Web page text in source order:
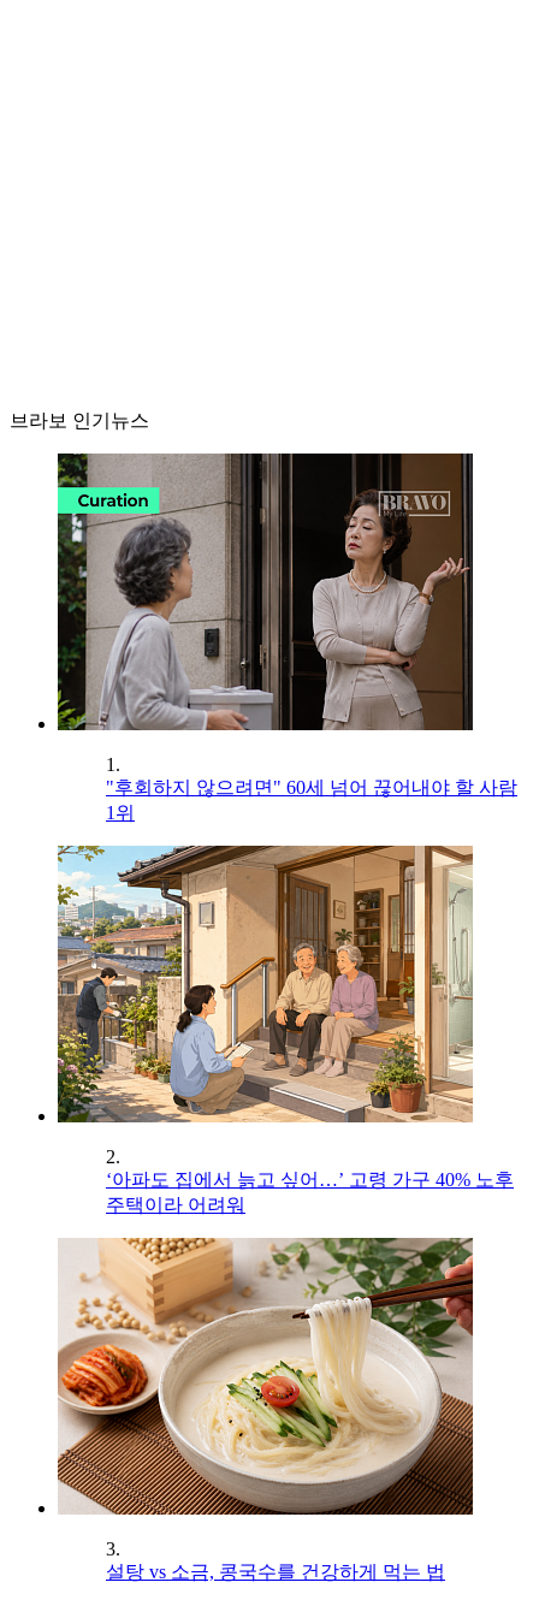
브라보 인기뉴스
1.
"후회하지 않으려면" 60세 넘어 끊어내야 할 사람
1위
2.
‘아파도 집에서 늙고 싶어…’ 고령 가구 40% 노후
주택이라 어려워
3.
설탕 vs 소금, 콩국수를 건강하게 먹는 법